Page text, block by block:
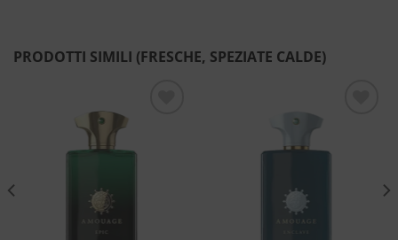
PRODOTTI SIMILI (FRESCHE, SPEZIATE CALDE)
alla lista
alla lista